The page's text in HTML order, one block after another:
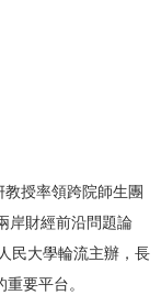
授率領跨院師生團
岸財經前沿問題論
民大學輪流主辦，長
要平台。